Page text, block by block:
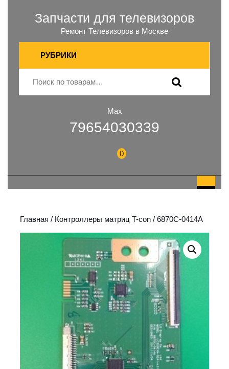
Запчасти для телевизоров
Ремонт Телевизоров в Москве
РУБРИКИ
Max
79654030339
0
Главная / Контроллеры матриц T-con / 6870C-0414A